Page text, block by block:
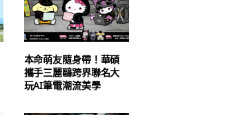
本命萌友隨身帶！華碩
攜手三麗鷗跨界聯名大
玩AI筆電潮流美學